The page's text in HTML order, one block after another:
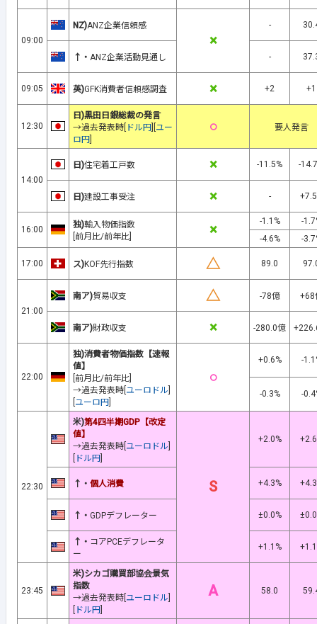
09:00
NZ)ANZ企業信頼感
×
-
↑・ ANZ企業活動見通し -
09:05 英)GFK消費者信頼感調査 × +2 +1
12:30
日)黒田日銀総裁の発言
→過去発表時[ ドル円
ユー
ロ円
○ 要人発言
14:00
日)住宅着工戸数 × -11.5% -
日)建設工事受注 × -
16:00 独)輸入物価指数
[前月比/前年比]
× -1.1%
-
-4.6%
-
17:00 ス)KOF先行指数 △ 89.0
21:00
南ア)貿易収支 △ -78億 +68
南ア)財政収支 × -280.0億
22:00
独)消費者物価指数【速報
値】
[前月比/前年比]
→過去発表時[ ユーロドル
ユーロ円
○
+0.6% -
-0.3% -
22:30
米)第4四半期GDP【改定
値】
→過去発表時[ ユーロドル
ドル円
S
+2.0%
↑・ 個人消費 +4.3%
↑・ GDPデフレーター ±0.0%
↑・ コアPCEデフレータ
ー
+1.1%
23:45
米)シカゴ購買部協会景気
指数
→過去発表時[ ユーロドル
ドル円
A 58.0